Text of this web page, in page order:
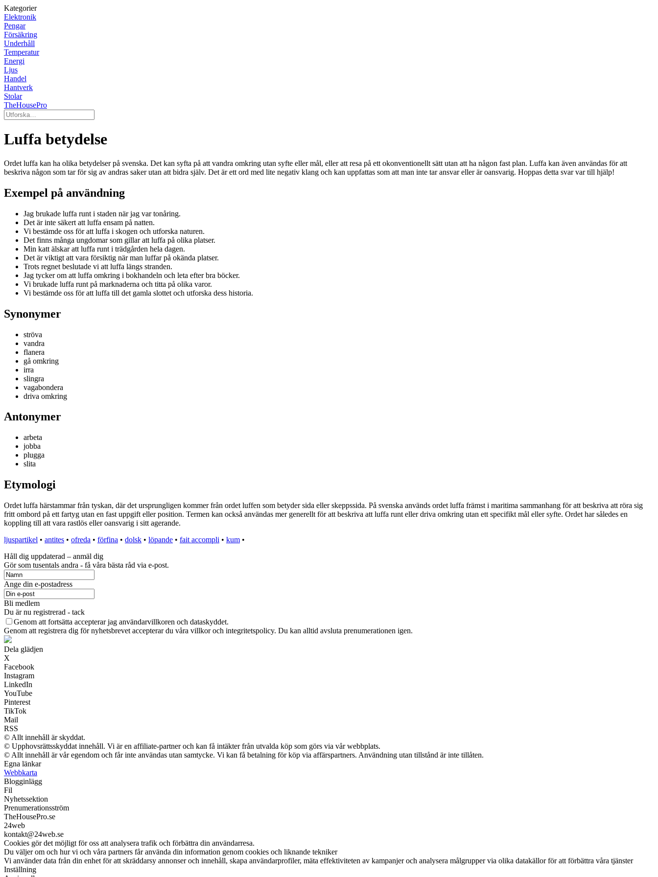
Kategorier
Elektronik
Pengar
Försäkring
Underhåll
Temperatur
Energi
Ljus
Handel
Hantverk
Stolar
TheHousePro
Luffa betydelse
Ordet luffa kan ha olika betydelser på svenska. Det kan syfta på att vandra omkring utan syfte eller mål, eller att resa på ett okonventionellt sätt utan att ha någon fast plan. Luffa kan även användas för att
beskriva någon som tar för sig av andras saker utan att bidra själv. Det är ett ord med lite negativ klang och kan uppfattas som att man inte tar ansvar eller är oansvarig. Hoppas detta svar var till hjälp!
Exempel på användning
Jag brukade luffa runt i staden när jag var tonåring.
Det är inte säkert att luffa ensam på natten.
Vi bestämde oss för att luffa i skogen och utforska naturen.
Det finns många ungdomar som gillar att luffa på olika platser.
Min katt älskar att luffa runt i trädgården hela dagen.
Det är viktigt att vara försiktig när man luffar på okända platser.
Trots regnet beslutade vi att luffa längs stranden.
Jag tycker om att luffa omkring i bokhandeln och leta efter bra böcker.
Vi brukade luffa runt på marknaderna och titta på olika varor.
Vi bestämde oss för att luffa till det gamla slottet och utforska dess historia.
Synonymer
ströva
vandra
flanera
gå omkring
irra
slingra
vagabondera
driva omkring
Antonymer
arbeta
jobba
plugga
slita
Etymologi
Ordet luffa härstammar från tyskan, där det ursprungligen kommer från ordet luffen som betyder sida eller skeppssida. På svenska används ordet luffa främst i maritima sammanhang för att beskriva att röra sig
fritt ombord på ett fartyg utan en fast uppgift eller position. Termen kan också användas mer generellt för att beskriva att luffa runt eller driva omkring utan ett specifikt mål eller syfte. Ordet har således en
koppling till att vara rastlös eller oansvarig i sitt agerande.
ljuspartikel • antites • ofreda • förfina • dolsk • löpande • fait accompli • kum •
Håll dig uppdaterad – anmäl dig
Gör som tusentals andra - få våra bästa råd via e-post.
Ange din e-postadress
Bli medlem
Du är nu registrerad - tack
Genom att fortsätta accepterar jag användarvillkoren och dataskyddet.
Genom att registrera dig för nyhetsbrevet accepterar du våra villkor och integritetspolicy. Du kan alltid avsluta prenumerationen igen.
Dela glädjen
X
Facebook
Instagram
LinkedIn
YouTube
Pinterest
TikTok
Mail
RSS
© Allt innehåll är skyddat.
© Upphovsrättsskyddat innehåll. Vi är en affiliate-partner och kan få intäkter från utvalda köp som görs via vår webbplats.
© Allt innehåll är vår egendom och får inte användas utan samtycke. Vi kan få betalning för köp via affärspartners. Användning utan tillstånd är inte tillåten.
Egna länkar
Webbkarta
Blogginlägg
Fil
Nyhetssektion
Prenumerationsström
TheHousePro.se
24web
kontakt@24web.se
Cookies gör det möjligt för oss att analysera trafik och förbättra din användarresa.
Du väljer om och hur vi och våra partners får använda din information genom cookies och liknande tekniker
Vi använder data från din enhet för att skräddarsy annonser och innehåll, skapa användarprofiler, mäta effektiviteten av kampanjer och analysera målgrupper via olika datakällor för att förbättra våra tjänster
Inställning